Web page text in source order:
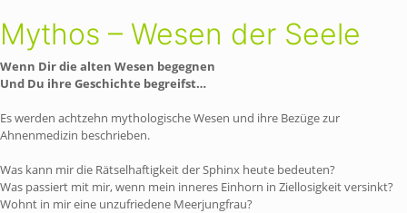
Mythos – Wesen der Seele
Wenn Dir die alten Wesen begegnen
Und Du ihre Geschichte begreifst…
Es werden achtzehn mythologische Wesen und ihre Bezüge zur
Ahnenmedizin beschrieben.
Was kann mir die Rätselhaftigkeit der Sphinx heute bedeuten?
Was passiert mit mir, wenn mein inneres Einhorn in Ziellosigkeit versinkt?
Wohnt in mir eine unzufriedene Meerjungfrau?